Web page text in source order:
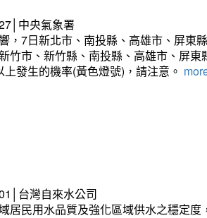
中央氣象署
，7日新北市、南投縣、高雄市、屏東
竹市、新竹縣、南投縣、高雄市、屏
發生的機率(黃色燈號)，請注意。
台灣自來水公司
居民用水品質及強化區域供水之穩定